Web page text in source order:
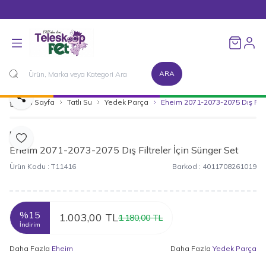
ARA
Ana Sayfa Tatlı Su Yedek Parça Eheim 2071-2073-2075 Dış
Favoriye Ekle
Paylaş
Eheim
Eheim 2071-2073-2075 Dış Filtreler İçin Sünger Set
Ürün Kodu : T11416 Barkod : 4011708261019
%15
İndirim
1.003,00 TL1.180,00TL
Daha Fazla Eheim Daha Fazla Yedek Parça